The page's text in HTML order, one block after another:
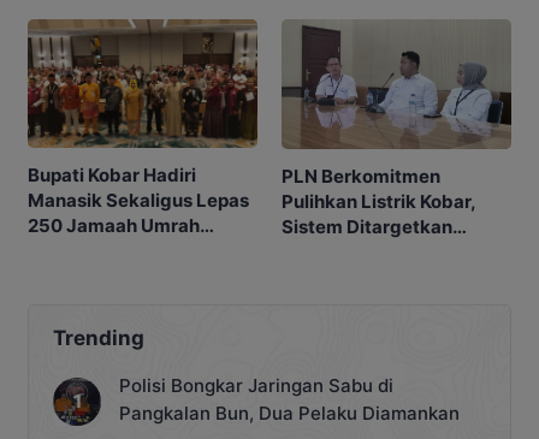
Bupati Kobar Hadiri
Manasik Sekaligus Lepas
250 Jamaah Umrah
PLN Berkomitmen
Pulihkan Listrik Kobar,
Sistem Ditargetkan
Trending
Polisi Bongkar Jaringan Sabu di
Pangkalan Bun, Dua Pelaku Diamankan